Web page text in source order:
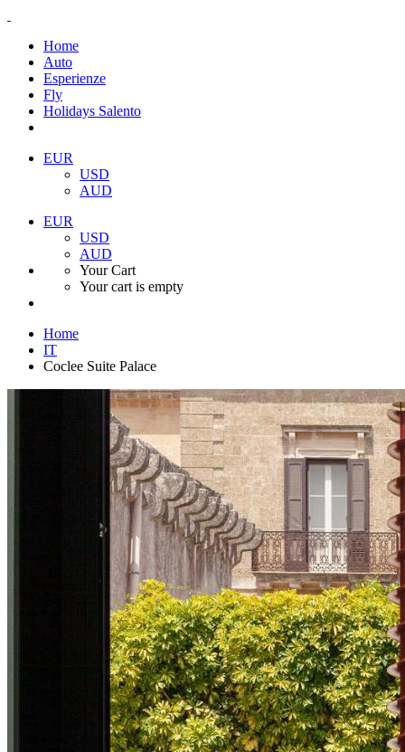
Home
Auto
Esperienze
Fly
Holidays Salento
EUR
USD
AUD
EUR
USD
AUD
Your Cart
Your cart is empty
Home
IT
Coclee Suite Palace